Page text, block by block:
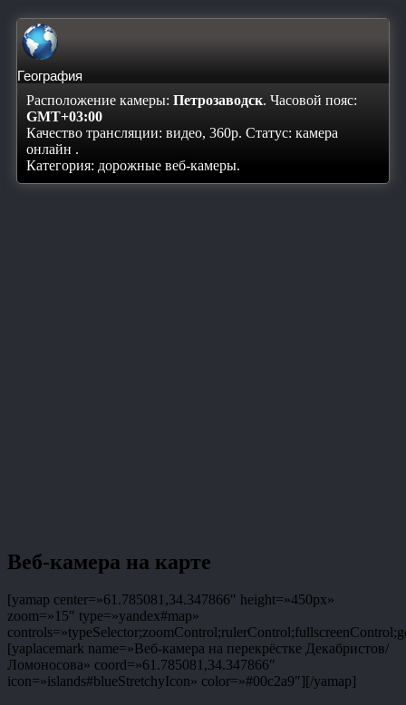
География
Расположение камеры: Петрозаводск. Часовой пояс:
GMT+03:00
Качество трансляции: видео, 360p. Статус: камера
онлайн .
Категория: дорожные веб-камеры.
Веб-камера на карте
[yamap center=»61.785081,34.347866″ height=»450px»
zoom=»15″ type=»yandex#map»
[yaplacemark name=»Веб-камера на перекрёстке Декабристов/
Ломоносова» coord=»61.785081,34.347866″
icon=»islands#blueStretchyIcon» color=»#00c2a9″][/yamap]